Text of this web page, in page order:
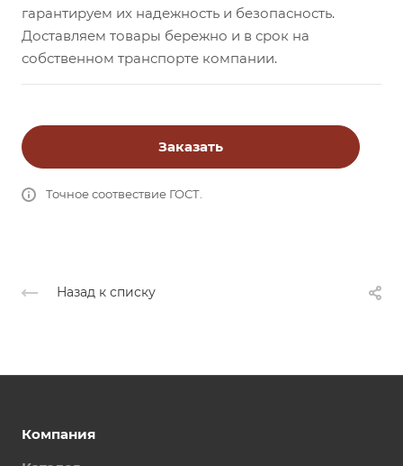
гарантируем их надежность и безопасность.
Доставляем товары бережно и в срок на
собственном транспорте компании.
Заказать
Точное соотвествие ГОСТ.
Назад к списку
Компания